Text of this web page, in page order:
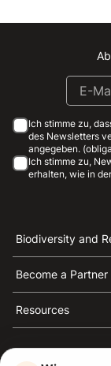
Ich stimme zu,
des Newsletters
angegeben.
Ich stimme zu,
erhalten, wie in
Biodiversity and
Become a Partner
Resources